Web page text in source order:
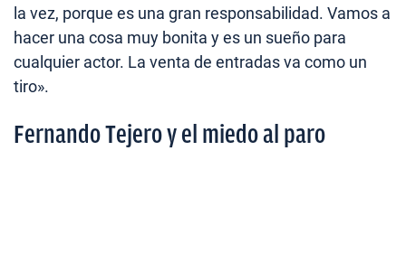
la vez, porque es una gran responsabilidad. Vamos a
hacer una cosa muy bonita y es un sueño para
cualquier actor. La venta de entradas va como un
tiro».
Fernando Tejero y el miedo al paro